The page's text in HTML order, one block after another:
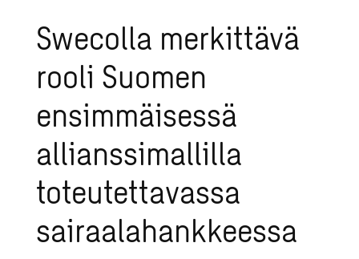
Swecolla merkittävä
rooli Suomen
ensimmäisessä
allianssimallilla
toteutettavassa
sairaalahankkeessa